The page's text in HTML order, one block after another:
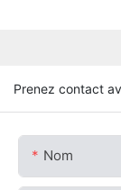
Prenez contact
Nom